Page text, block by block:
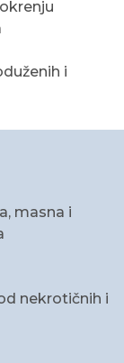
i
masna i
nekrotičnih i